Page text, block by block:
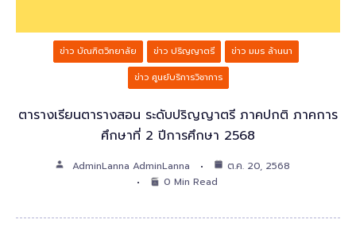
ข่าว บัณฑิตวิทยาลัย ข่าว ปริญญาตรี
ข่าว มมร ล้านนา
ข่าว ศูนย์บริการวิชาการ
ตารางเรียนตารางสอน ระดับปริญญาตรี ภาคปกติ ภาคการ
ศึกษาที่ 2 ปีการศึกษา 2568
AdminLanna AdminLanna
ต.ค. 20, 2568
0 Min Read